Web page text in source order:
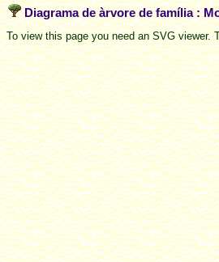
Diagrama de àrvore de família :
To view this page you need an SVG viewer.